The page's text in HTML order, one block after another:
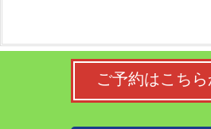
ご予約はこち